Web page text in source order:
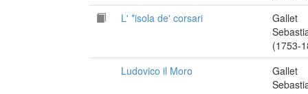
L' *isola de' corsari
Gallet
(1753-
Ludovico il Moro
Gallet